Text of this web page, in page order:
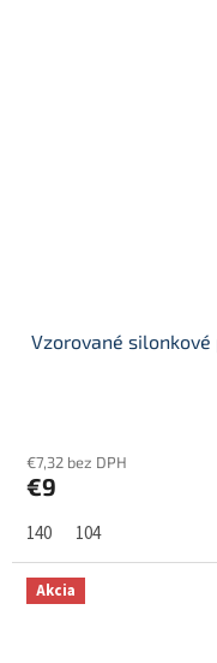
Vzorované
€7,32 bez DPH
€9
140 104
Akcia